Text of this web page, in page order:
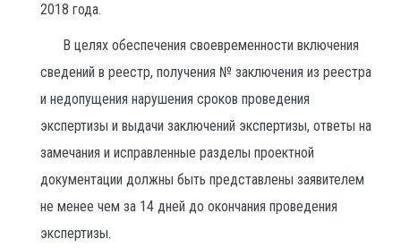
2018 года.
В целях обеспечения своевременности включения
сведений в реестр, получения № заключения из реестра
и недопущения нарушения сроков проведения
экспертизы и выдачи заключений экспертизы, ответы на
замечания и исправленные разделы проектной
документации должны быть представлены заявителем
не менее чем за 14 дней до окончания проведения
экспертизы.